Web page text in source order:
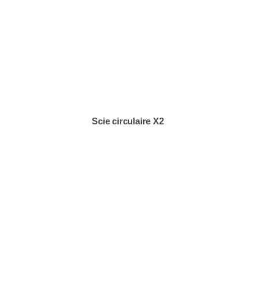
Scie circulaire X2